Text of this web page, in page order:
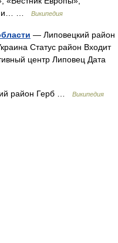
и… …
Википедия
— Липовецкий район
Статус район Входит
центр Липовец Дата
район Герб … Википедия